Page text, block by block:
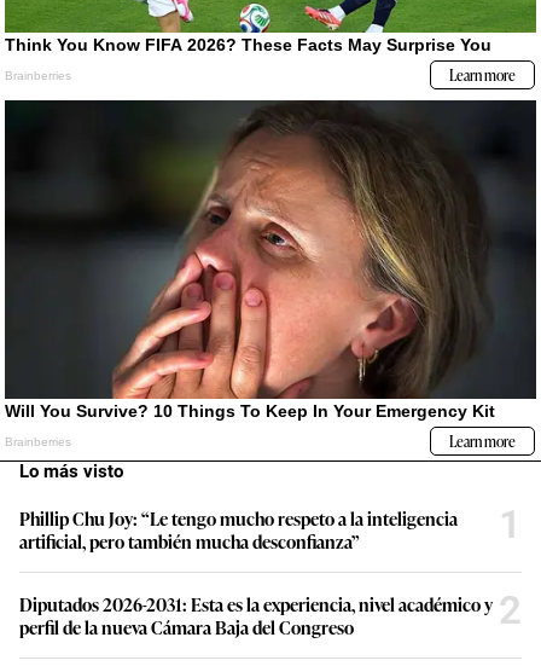
Lo más visto
Phillip Chu Joy: “Le tengo mucho respeto a la inteligencia
artificial, pero también mucha desconfianza”
1
Diputados 2026-2031: Esta es la experiencia, nivel académico y
perfil de la nueva Cámara Baja del Congreso
2